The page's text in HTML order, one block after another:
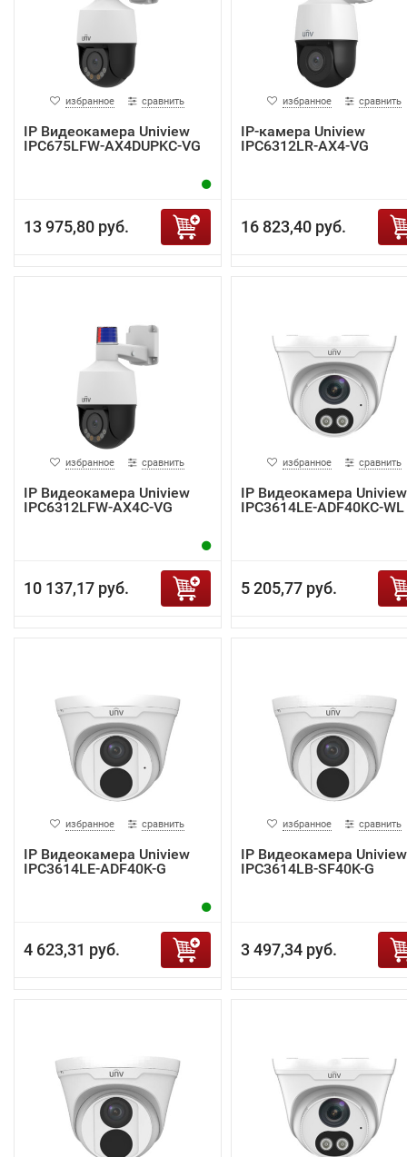
избранное сравнить
IP Видеокамера Uniview
IPC675LFW-AX4DUPKC-VG
13 975,80 руб.
избранное сравнить
IP-камера Uniview
IPC6312LR-AX4-VG
16 823,40 руб.
избранное сравнить
IP Видеокамера Uniview
IPC6312LFW-AX4C-VG
10 137,17 руб.
избранное сравнить
IP Видеокамера Uniview
IPC3614LE-ADF40KC-WL
5 205,77 руб.
избранное сравнить
IP Видеокамера Uniview
IPC3614LE-ADF40K-G
4 623,31 руб.
избранное сравнить
IP Видеокамера Uniview
IPC3614LB-SF40K-G
3 497,34 руб.